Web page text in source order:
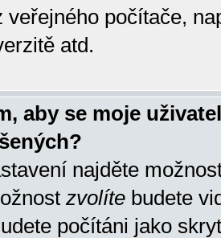
veřejného počítače,
atd.
aby se moje
najděte
zvolíte budete
počítáni jako